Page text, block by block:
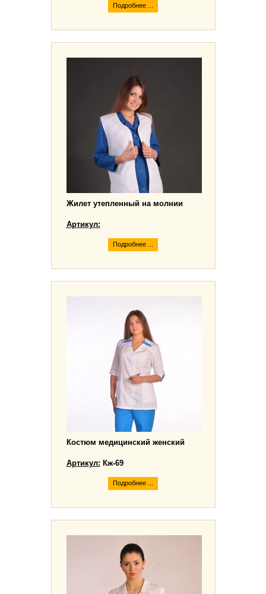
Подробнее ...
Жилет утепленный на молнии
Артикул:
Подробнее ...
Костюм медицинский женский
Артикул: Кж-69
Подробнее ...